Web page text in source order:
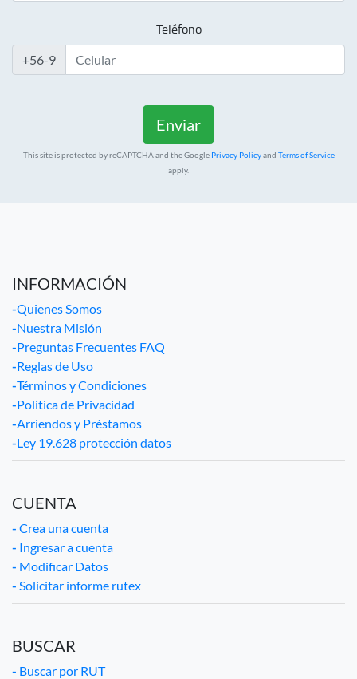
Teléfono
+56-9
This site is protected by reCAPTCHA and the Google Privacy Policyand Terms of Service
apply.
INFORMACIÓN
-Quienes Somos
-Nuestra Misión
-Preguntas Frecuentes FAQ
-Reglas de Uso
-Términos y Condiciones
-Politica de Privacidad
-Arriendos y Préstamos
-Ley 19.628 protección datos
CUENTA
- Crea una cuenta
- Ingresar a cuenta
- Modificar Datos
- Solicitar informe rutex
BUSCAR
- Buscar por RUT